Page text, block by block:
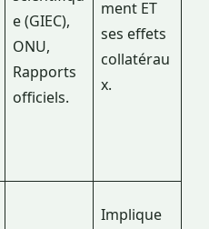
e (GIEC),
ONU,
Rapports
officiels.
ment ET
ses effets
collatérau
x.
Implique